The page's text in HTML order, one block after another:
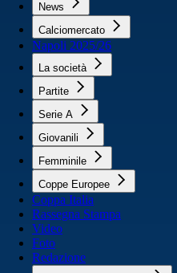
News
Calciomercato
Napoli 2025/26
La società
Partite
Serie A
Giovanili
Femminile
Coppe Europee
Coppa Italia
Rassegna Stampa
Video
Foto
Redazione